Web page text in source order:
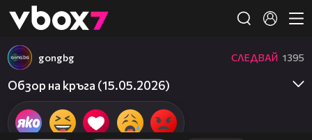
👾
gongbg СЛЕДВАЙ 1395
Обзор на кръга (15.05.2026)